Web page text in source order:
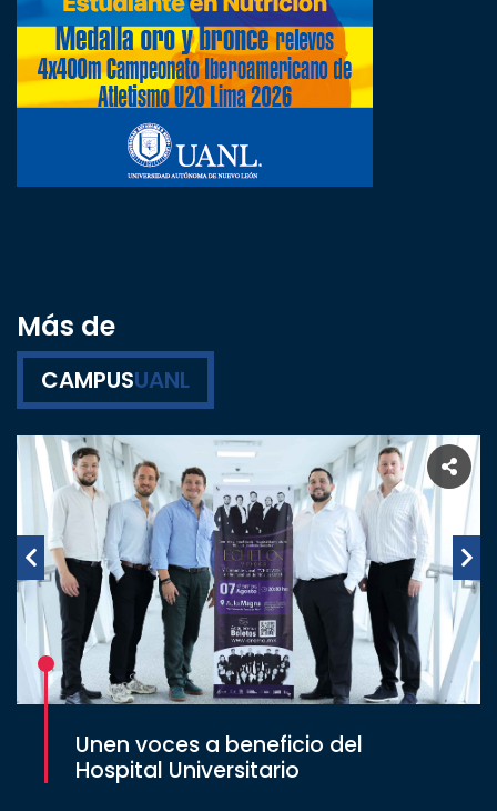
Más de
CAMPUSUANL
Unen voces a beneficio del
Hospital Universitario